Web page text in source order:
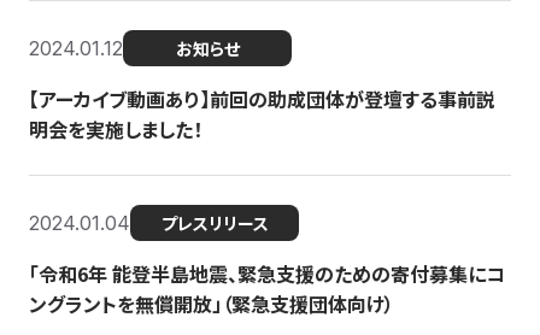
2024.01.12 お知らせ
【アーカイブ動画あり】前回の助成団体が登壇する事前説
明会を実施しました！
2024.01.04 プレスリリース
「令和6年 能登半島地震、緊急支援のための寄付募集にコ
ングラントを無償開放」（緊急支援団体向け）